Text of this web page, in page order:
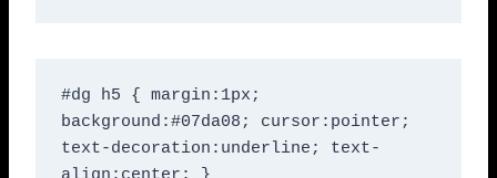
#dg h5 { margin:1px;
background:#07da08; cursor:pointer;
text-decoration:underline; text-